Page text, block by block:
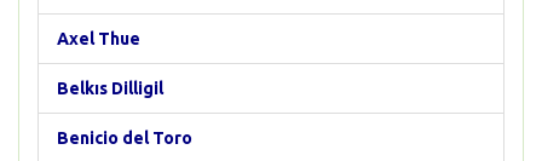
Axel Thue
Belkıs Dilligil
Benicio del Toro